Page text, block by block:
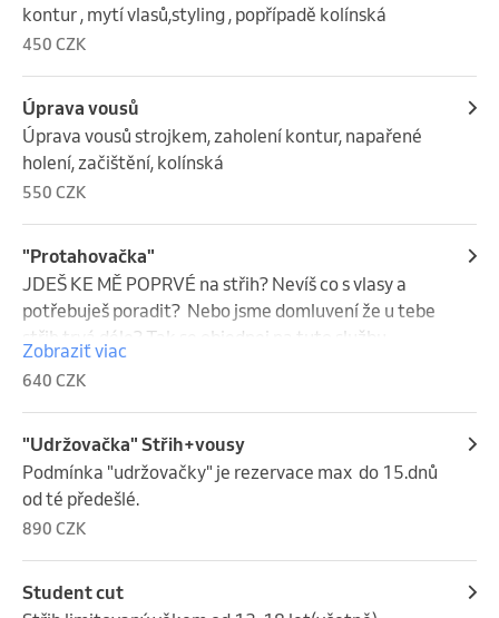
kontur , mytí vlasů,styling , popřípadě kolínská
450 CZK
Úprava vousů
Úprava vousů strojkem, zaholení kontur, napařené
holení, začištění, kolínská
550 CZK
"Protahovačka"
JDEŠ KE MĚ POPRVÉ na střih? Nevíš co s vlasy a
potřebuješ poradit?  Nebo jsme domluvení že u tebe
střih trvá déle? Tak se objednej na tuto službu
prosím. Stálé zákazníky prosím neobjednavat se
pokud nejsme dopředu domluveni děkuji.
Zobraziť viac
640 CZK
"Udržovačka" Střih+vousy
Podmínka "udržovačky" je rezervace max  do 15.dnů
od té předešlé.
890 CZK
Student cut